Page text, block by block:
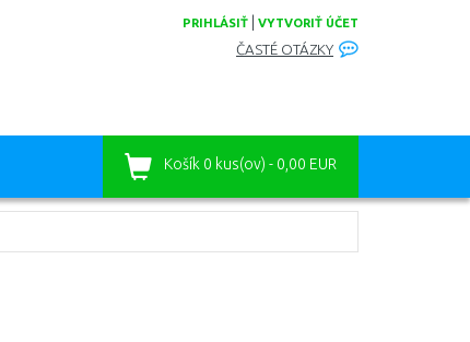
PRIHLÁSIŤ VYTVORIŤ ÚČET
ČASTÉ OTÁZKY
Košík 0 kus(ov) - 0,00 EUR